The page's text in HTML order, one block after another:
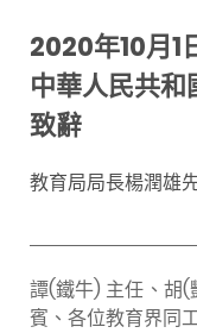
2020年10月1
中華人民共
致辭
教育局局長楊潤雄
譚(鐵牛) 主任、胡(
賓、各位教育界同